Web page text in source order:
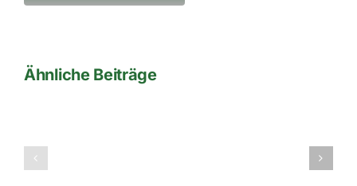
Ähnliche Beiträge
Arbeitssieg